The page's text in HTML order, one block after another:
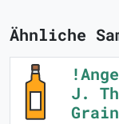
Ähnliche
J.
Grain